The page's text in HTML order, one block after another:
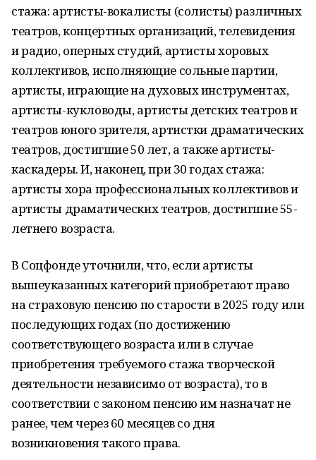
стажа: артисты-вокалисты (солисты) различных
театров, концертных организаций, телевидения
и радио, оперных студий, артисты хоровых
коллективов, исполняющие сольные партии,
артисты, играющие на духовых инструментах,
артисты-кукловоды, артисты детских театров и
театров юного зрителя, артистки драматических
театров, достигшие 50 лет, а также артисты-
каскадеры. И, наконец, при 30 годах стажа:
артисты хора профессиональных коллективов и
артисты драматических театров, достигшие 55-
летнего возраста.
В Соцфонде уточнили, что, если артисты
вышеуказанных категорий приобретают право
на страховую пенсию по старости в 2025 году или
последующих годах (по достижению
соответствующего возраста или в случае
приобретения требуемого стажа творческой
деятельности независимо от возраста), то в
соответствии с законом пенсию им назначат не
ранее, чем через 60 месяцев со дня
возникновения такого права.